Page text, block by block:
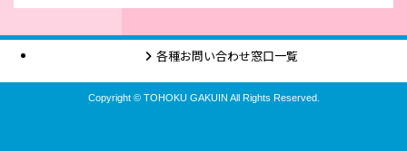
各種お問い合わせ窓口一覧
Copyright © TOHOKU GAKUIN All Rights Reserved.